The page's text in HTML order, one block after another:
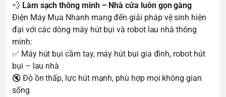
💨 Làm sạch thông minh – Nhà cửa luôn gọn gàng
Điện Máy Mua Nhanh mang đến giải pháp vệ sinh hiện
đại với các dòng máy hút bụi và robot lau nhà thông
minh:
✅ Máy hút bụi cầm tay, máy hút bụi gia đình, robot hút
bụi – lau nhà
🔇 Độ ồn thấp, lực hút mạnh, phù hợp mọi không gian
sống